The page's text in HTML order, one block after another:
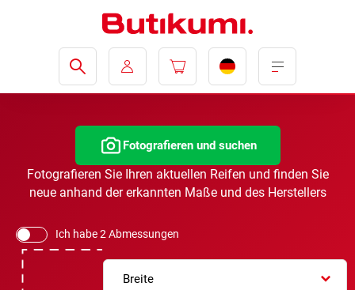
Fotografieren und suchen
Fotografieren Sie Ihren aktuellen Reifen und finden Sie
neue anhand der erkannten Maße und des Herstellers
Ich habe 2 Abmessungen
Breite